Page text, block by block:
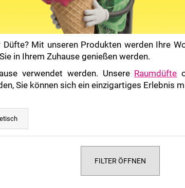
Mit unseren Produkten werden Ihre
in Ihrem Zuhause genießen werden.
verwendet werden. Unsere Raumdüfte
Sie können sich ein einzigartiges Erlebnis
FILTER ÖFFNEN